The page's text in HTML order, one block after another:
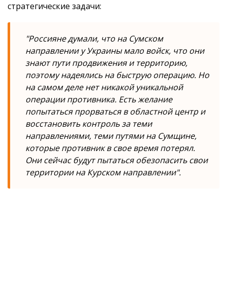
стратегические задачи:
"Россияне думали, что на Сумском
направлении у Украины мало войск, что они
знают пути продвижения и территорию,
поэтому надеялись на быструю операцию. Но
на самом деле нет никакой уникальной
операции противника. Есть желание
попытаться прорваться в областной центр и
восстановить контроль за теми
направлениями, теми путями на Сумщине,
которые противник в свое время потерял.
Они сейчас будут пытаться обезопасить свои
территории на Курском направлении".